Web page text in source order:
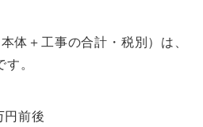
体＋工事の合計・税別）は、
。
円前後